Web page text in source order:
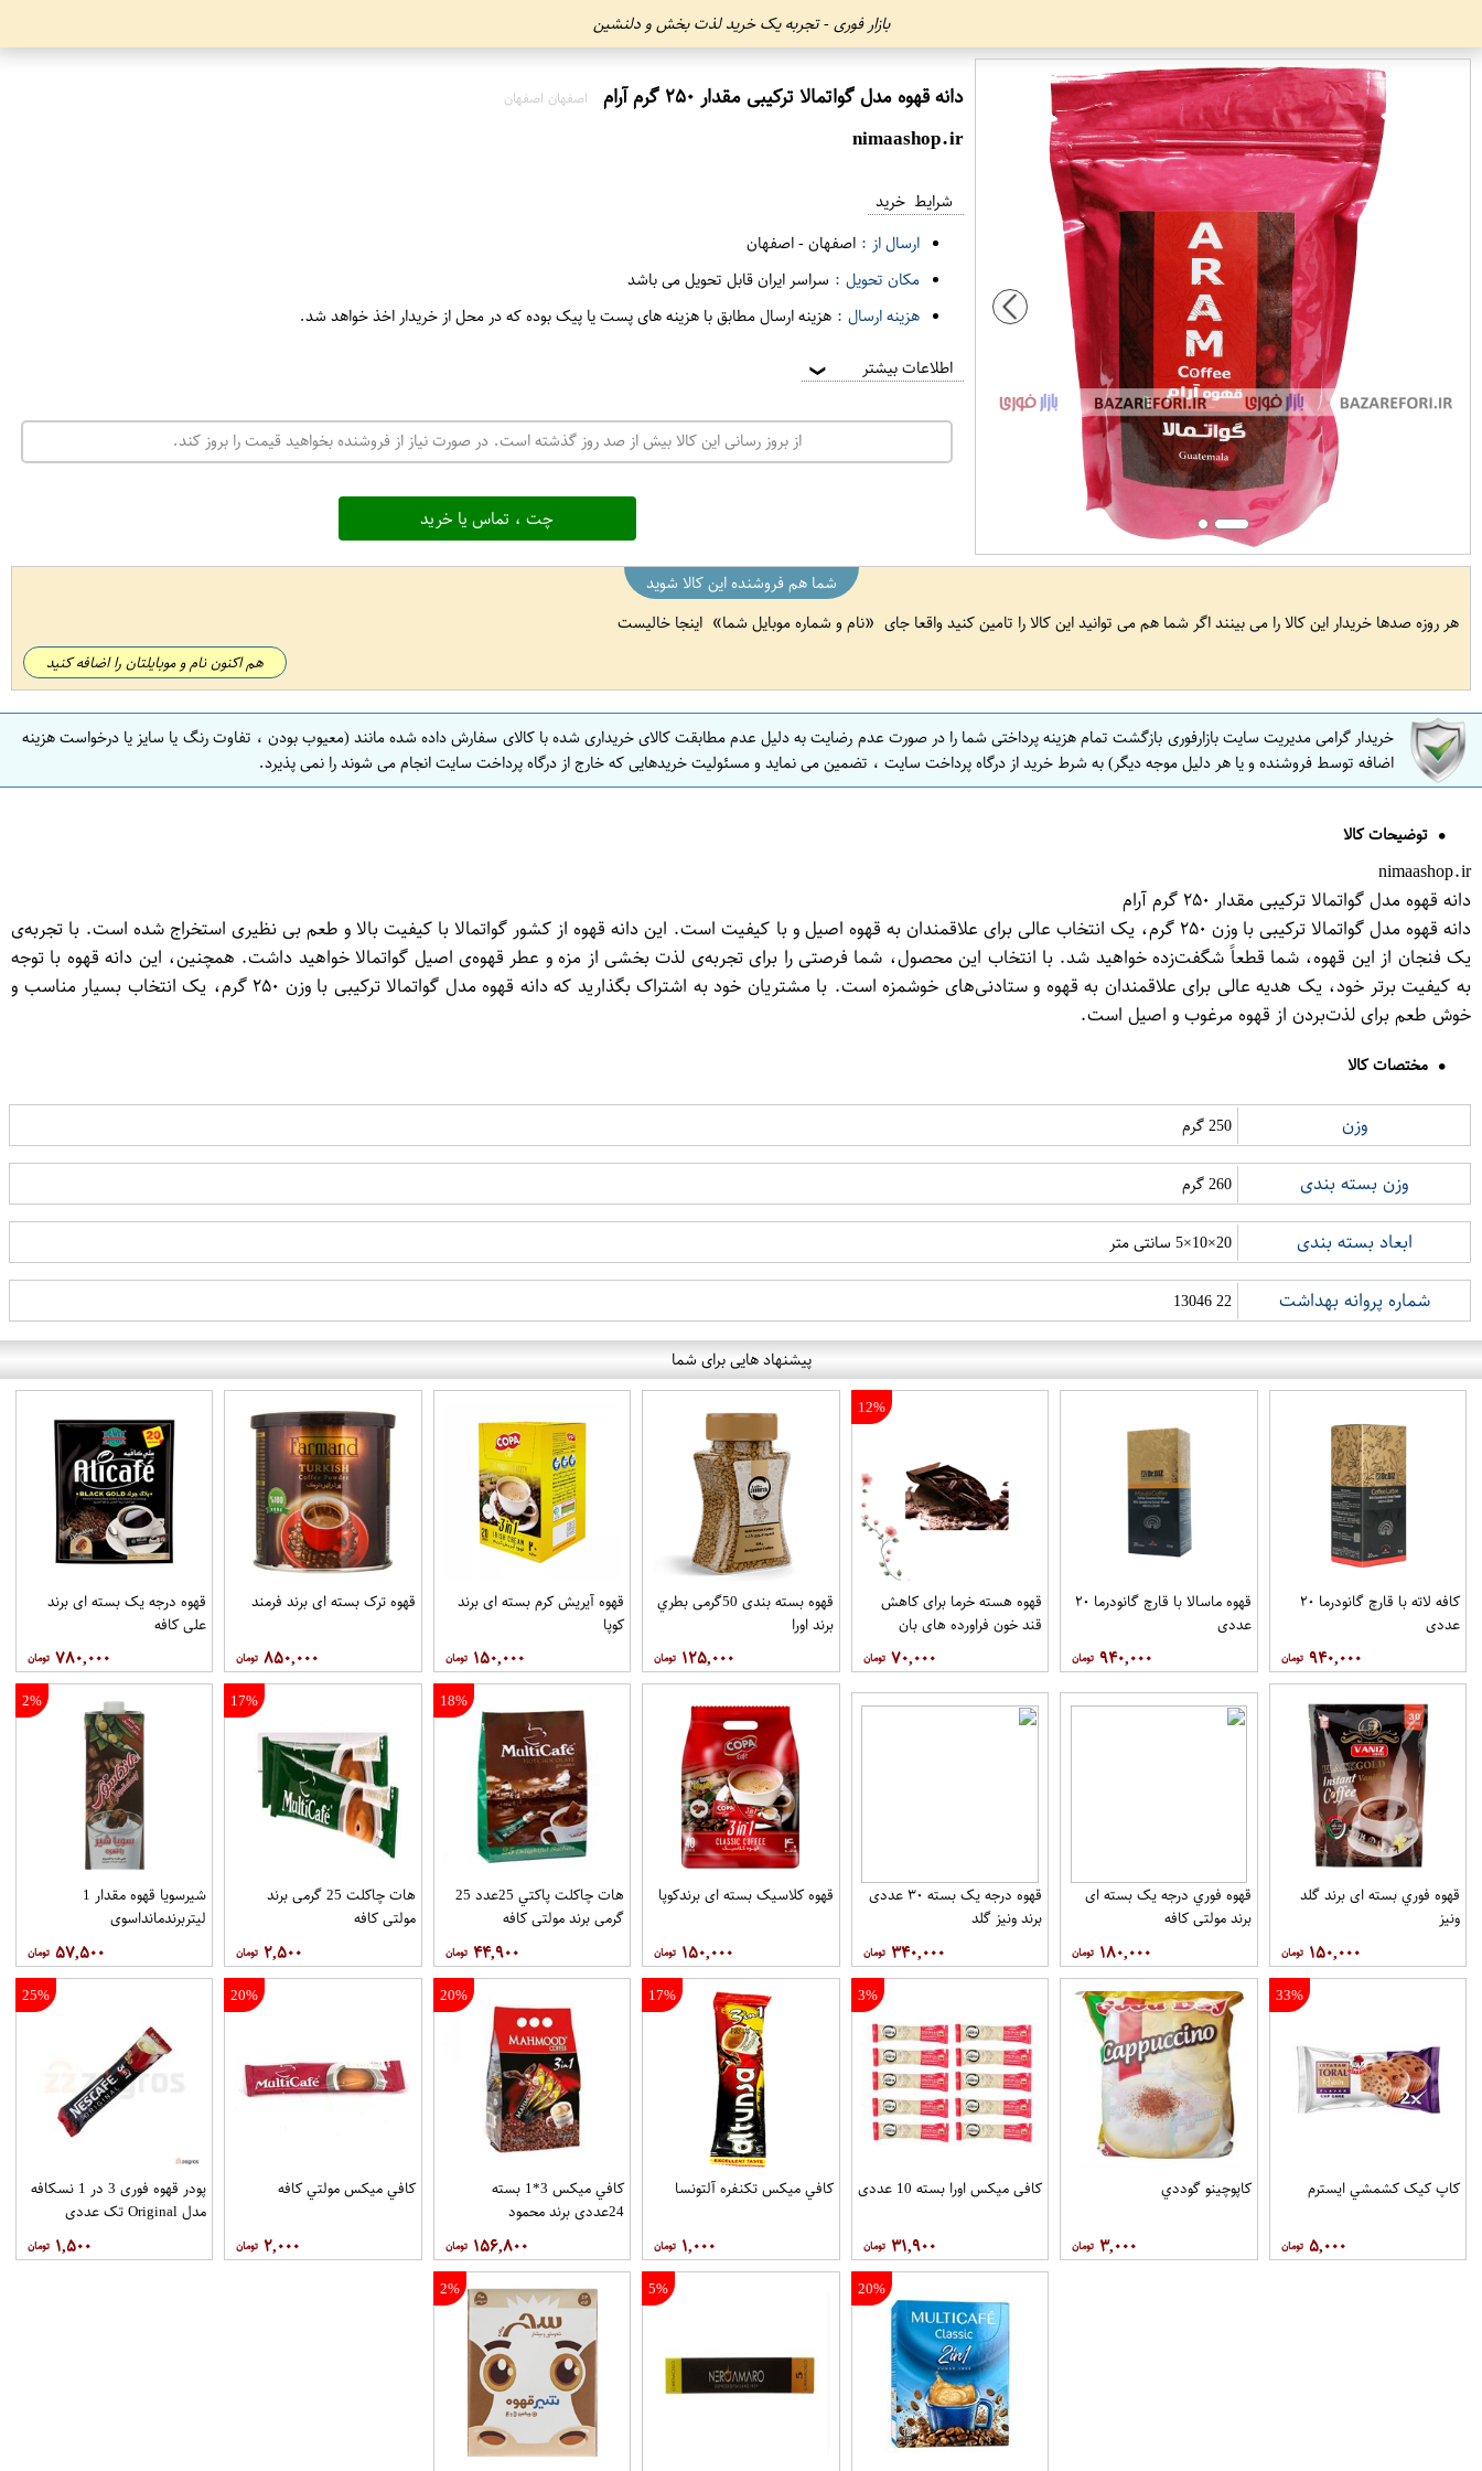
بازار فوری - تجربه یک خرید لذت بخش و دلنشین
دانه قهوه مدل گواتمالا ترکیبی مقدار ۲۵۰ گرم آرام اصفهان اصفهان
nimaashop.ir
شرایط خرید
ارسال از : اصفهان-اصفهان
مکان تحویل : سراسر ایران قابل تحویل می باشد
هزینه ارسال : هزینه ارسال مطابق با هزینه های پست یا پیک بوده که در محل از خریدار اخذ خواهد شد.
اطلاعات بیشتر ❯
از بروز رسانی این کالا بیش از صد روز گذشته است. در صورت نیاز از فروشنده بخواهید قیمت را بروز کند.
چت ، تماس یا خرید
شما هم فروشنده این کالا شوید
هر روزه صدها خریدار این کالا را می بینند اگر شما هم می توانید این کالا را تامین کنید واقعا جای
نام و شماره موبایل شما اینجا خالیست
هم اکنون نام و موبایلتان را اضافه کنید
خریدار گرامی مدیریت سایت بازارفوری بازگشت تمام هزینه پرداختی شما را در صورت عدم رضایت به دلیل عدم مطابقت کالای خریداری شده با کالای سفارش داده شده مانند (معیوب بودن ، تفاوت رنگ یا سایز یا درخواست هزینه
اضافه توسط فروشنده و یا هر دلیل موجه دیگر) به شرط خرید از درگاه پرداخت سایت ، تضمین می نماید و مسئولیت خریدهایی که خارج از درگاه پرداخت سایت انجام می شوند را نمی پذیرد.
توضیحات کالا
nimaashop.ir
دانه قهوه مدل گواتمالا ترکیبی مقدار ۲۵۰ گرم آرام
دانه قهوه مدل گواتمالا ترکیبی با وزن ۲۵۰ گرم، یک انتخاب عالی برای علاقمندان به قهوه اصیل و با کیفیت است. این دانه قهوه از کشور گواتمالا با کیفیت بالا و طعم بی نظیری استخراج شده است. با تجربه‌ی
یک فنجان از این قهوه، شما قطعاً شگفت‌زده خواهید شد. با انتخاب این محصول، شما فرصتی را برای تجربه‌ی لذت بخشی از مزه و عطر قهوه‌ی اصیل گواتمالا خواهید داشت. همچنین، این دانه قهوه با توجه
به کیفیت برتر خود، یک هدیه عالی برای علاقمندان به قهوه و ستادنی‌های خوشمزه است. با مشتریان خود به اشتراک بگذارید که دانه قهوه مدل گواتمالا ترکیبی با وزن ۲۵۰ گرم، یک انتخاب بسیار مناسب و
خوش طعم برای لذت‌بردن از قهوه مرغوب و اصیل است.
مختصات کالا
وزن 250 گرم
وزن بسته بندی 260 گرم
ابعاد بسته بندی 20×10×5 سانتی متر
شماره پروانه بهداشت 22 13046
پیشنهاد هایی برای شما
کافه لاته با قارچ گانودرما ۲۰
عددی
۹۴۰,۰۰۰
قهوه ماسالا با قارچ گانودرما ۲۰
عددی
۹۴۰,۰۰۰
12%
قهوه هسته خرما برای کاهش
قند خون فراورده های بان
۷۰,۰۰۰
قهوه بسته بندی 50گرمی بطري
برند اورا
۱۲۵,۰۰۰
قهوه آيريش کرم بسته ای برند
کوپا
۱۵۰,۰۰۰
قهوه ترک بسته ای برند فرمند
۸۵۰,۰۰۰
قهوه درجه یک بسته ای برند
علي کافه
۷۸۰,۰۰۰
قهوه فوري بسته ای برند گلد
ونيز
۱۵۰,۰۰۰
قهوه فوري درجه یک بسته ای
برند مولتي کافه
۱۸۰,۰۰۰
قهوه درجه یک بسته ۳۰ عددی
برند ونيز گلد
۳۴۰,۰۰۰
قهوه کلاسيک بسته ای برندکوپا
۱۵۰,۰۰۰
18%
هات چاکلت پاکتي 25عدد 25
گرمی برند مولتي کافه
۴۴,۹۰۰
17%
هات چاکلت 25 گرمی برند
مولتي کافه
۲,۵۰۰
2%
شیرسویا قهوه مقدار 1
لیتربرندمانداسوی
۵۷,۵۰۰
33%
کاپ کيک کشمشي ايسترم
۵,۰۰۰
کاپوچينو گوددي
۳,۰۰۰
3%
کافی میکس اورا بسته 10 عددی
۳۱,۹۰۰
17%
کافي ميکس تکنفره آلتونسا
۱,۰۰۰
20%
کافي ميکس 3*1 بسته
24عددی برند محمود
۱۵۶,۸۰۰
20%
کافي ميکس مولتي کافه
۲,۰۰۰
25%
پودر قهوه فوری 3 در 1 نسکافه
مدل Original تک عددی
۱,۵۰۰
20%
5%
2%